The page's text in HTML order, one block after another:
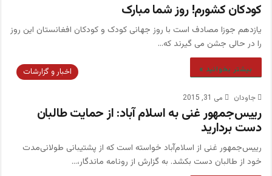
کودکان کشورم! روز شما مبارک
یازدهم جوزا مصادف است با روز جهانی کودک و کودکان افغانستان این روز
را در حالی جشن می گیرند که…
بیشتر بخوانید » اخبار و گزارشات
جاودان می 31, 2015
رییس‌جمهور غنی به اسلام آباد: از حمایت طالبان
دست بردارید
رییس‌جمهور غنی از اسلام‌آباد خواسته است که از پشتیبانی طولانی‌مدت
خود از طالبان دست بکشد. به گزارش از رونامه ماندگار،…